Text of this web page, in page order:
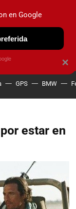
GPS BMW
estar en
×
en Google